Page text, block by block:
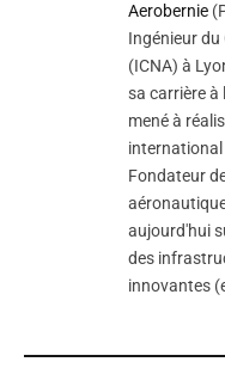
Aerobernie
Ingénieur
(ICNA) à
sa carrière à
mené à
international
Fondateur
aujourd'hui
des
innovantes